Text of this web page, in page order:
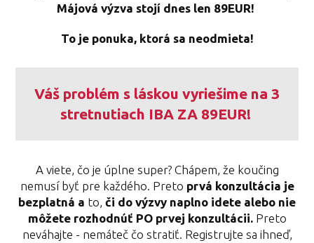
Májová výzva stojí dnes len 89EUR!
To je ponuka, ktorá sa neodmieta!
Váš problém s láskou vyriešime na 3
stretnutiach IBA ZA 89EUR!
A viete, čo je úplne super? Chápem, že koučing
nemusí byť pre každého. Preto prvá konzultácia je
bezplatná a to, či do výzvy naplno idete alebo nie
môžete rozhodnúť PO prvej konzultácii.Preto
neváhajte - nemáteč čo stratiť. Registrujte sa ihneď,